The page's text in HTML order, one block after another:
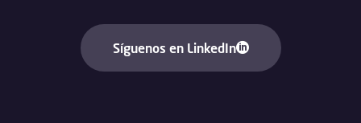
Síguenos en LinkedIn